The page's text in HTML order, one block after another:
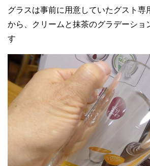
グラスは事前に用意していたグスト専
から、クリームと抹茶のグラデーショ
す